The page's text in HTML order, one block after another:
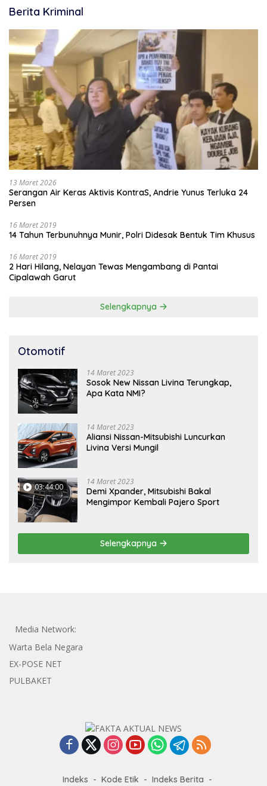
Berita Kriminal
13 Maret 2026
Serangan Air Keras Aktivis KontraS, Andrie Yunus Terluka 24
Persen
16 Maret 2019
14 Tahun Terbunuhnya Munir, Polri Didesak Bentuk Tim Khusus
16 Maret 2019
2 Hari Hilang, Nelayan Tewas Mengambang di Pantai
Cipalawah Garut
Selengkapnya
Otomotif
14 Maret 2023
Sosok New Nissan Livina Terungkap,
Apa Kata NMI?
14 Maret 2023
Aliansi Nissan-Mitsubishi Luncurkan
Livina Versi Mungil
03:44:00 14 Maret 2023
Demi Xpander, Mitsubishi Bakal
Mengimpor Kembali Pajero Sport
Selengkapnya
Media Network:
Warta Bela Negara
EX-POSE NET
PULBAKET
Indeks Kode Etik Indeks Berita